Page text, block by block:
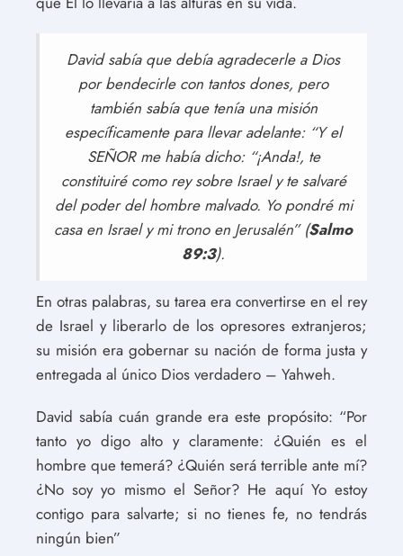
David sabía que debía agradecerle a Dios
por bendecirle con tantos dones, pero
también sabía que tenía una misión
específicamente para llevar adelante: “Y el
SEÑOR me había dicho: “¡Anda!, te
constituiré como rey sobre Israel y te salvaré
del poder del hombre malvado. Yo pondré mi
casa en Israel y mi trono en Jerusalén” (Salmo
89:3).
En otras palabras, su tarea era convertirse en el rey
de Israel y liberarlo de los opresores extranjeros;
su misión era gobernar su nación de forma justa y
entregada al único Dios verdadero – Yahweh.
David sabía cuán grande era este propósito: “Por
tanto yo digo alto y claramente: ¿Quién es el
hombre que temerá? ¿Quién será terrible ante mí?
¿No soy yo mismo el Señor? He aquí Yo estoy
contigo para salvarte; si no tienes fe, no tendrás
ningún bien”